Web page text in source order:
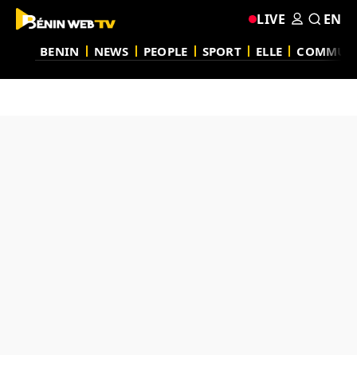
BENIN NEWS PEOPLE SPORT ELLE
LIVE EN